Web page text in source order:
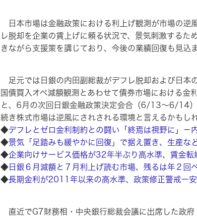
日本市場は金融政策における利上げ観測が市場の逆
レ脱却を企業の賃上げに頼る状況で、景気刺激する
きながら支援策を講じており、今後の業績回復も見込
足元では日銀の内田副総裁がデフレ脱却および日本
国債買入オペ減額観測とあわせて債券市場における金
と、6月の次回日銀金融政策決定会合（6/13～6/14
続き株式市場は逆風にされされる環境と言えるかもし
◆デフレとゼロ金利制約との闘い「終焉は視野に」
◆景気「足踏みも緩やかに回復」で据え置き、生産
◆企業向けサービス価格が32年半ぶり高水準、賃金
◆日銀６月減額と７月利上げ読む市場、残るは年２
◆長期金利が2011年以来の高水準、政策修正警戒ー
直近でG7財務相・中央銀行総裁会議に出席した政